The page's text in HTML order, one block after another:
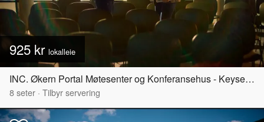
925 kr lokalleie
INC. Økern Portal Møtesenter og Konferansehus - Keyserløkka
8seter · Tilbyr servering